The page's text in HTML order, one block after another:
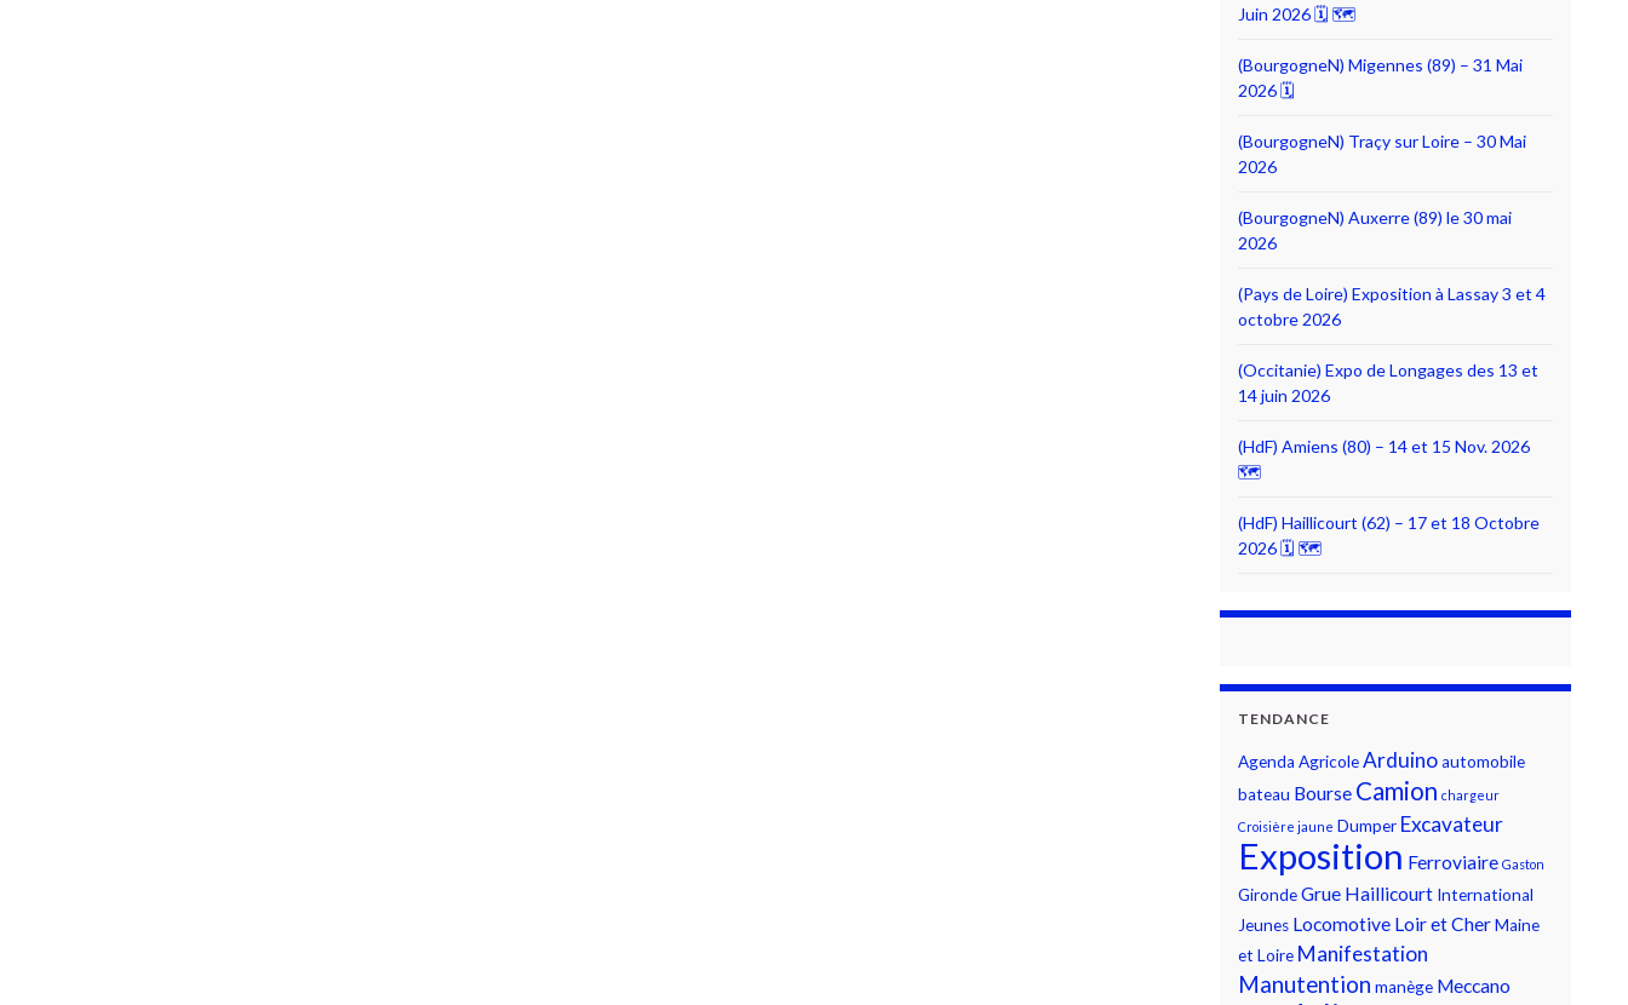
Juin 2026 🗓 🗺
(BourgogneN) Migennes (89) – 31 Mai
2026 🗓
(BourgogneN) Traçy sur Loire – 30 Mai
2026
(BourgogneN) Auxerre (89) le 30 mai
2026
(Pays de Loire) Exposition à Lassay 3 et 4
octobre 2026
(Occitanie) Expo de Longages des 13 et
14 juin 2026
(HdF) Amiens (80) – 14 et 15 Nov. 2026
🗺
(HdF) Haillicourt (62) – 17 et 18 Octobre
2026 🗓 🗺
TENDANCE
Agenda AgricoleArduinoautomobile
bateau Bourse Camion chargeur
Croisière jaune Dumper Excavateur
Exposition Ferroviaire Gaston
GirondeGrue Haillicourt International
Jeunes Locomotive Loir et CherMaine
et Loire Manifestation
Manutention manège Meccano